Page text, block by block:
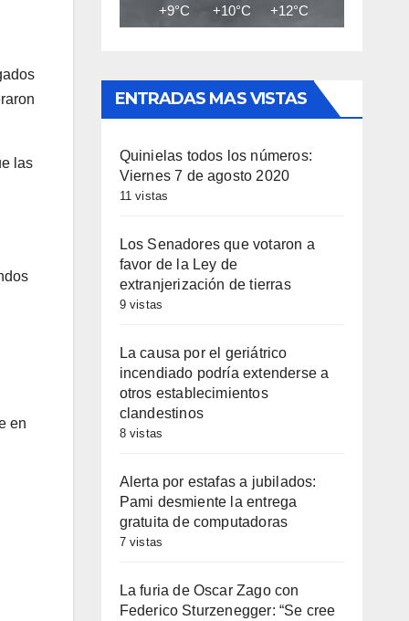
las
en
+9°C +10°C +12°C
ENTRADAS MAS VISTAS
Quinielas todos los números:
Viernes 7 de agosto 2020
11 vistas
Los Senadores que votaron a
favor de la Ley de
extranjerización de tierras
9 vistas
La causa por el geriátrico
incendiado podría extenderse a
otros establecimientos
clandestinos
8 vistas
Alerta por estafas a jubilados:
Pami desmiente la entrega
gratuita de computadoras
7 vistas
La furia de Oscar Zago con
Federico Sturzenegger: “Se cree